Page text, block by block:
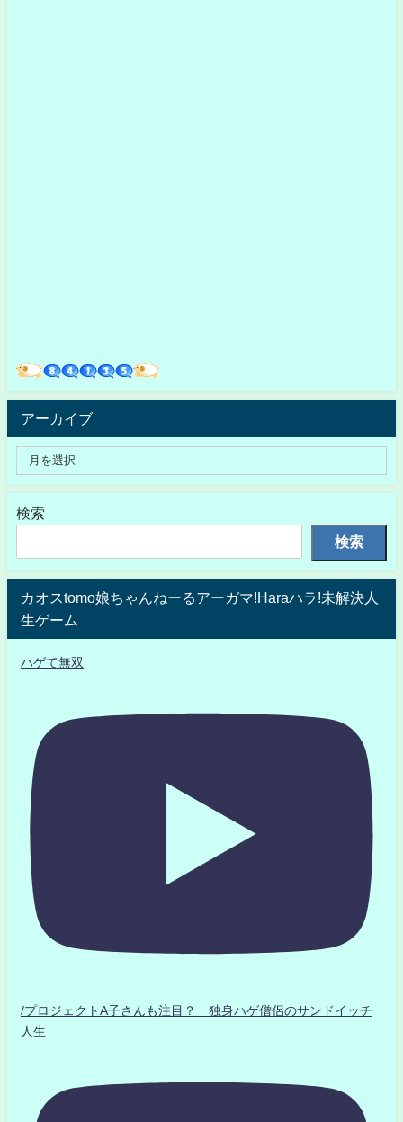
アーカイブ
検索
検索
カオスtomo娘ちゃんねーるアーガマ!Haraハラ!未解決人
生ゲーム
ハゲて無双
/プロジェクトA子さんも注目？ 独身ハゲ僧侶のサンドイッチ
人生